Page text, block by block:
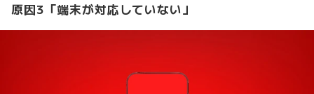
原因3「端末が対応していない」